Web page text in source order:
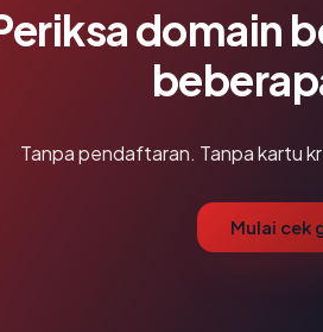
domain
Tanpa pendaftaran. Tanpa kartu
Mulai cek